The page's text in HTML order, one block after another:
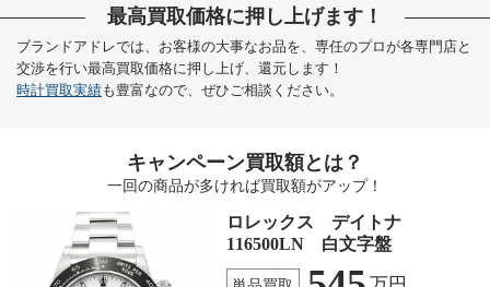
最高買取価格に押し上げます！
ブランドアドレでは、お客様の大事なお品を、専任のプロが各専門店と
交渉を行い最高買取価格に押し上げ、還元します！
時計買取実績も豊富なので、ぜひご相談ください。
キャンペーン買取額とは？
一回の商品が多ければ買取額がアップ！
ロレックス デイトナ
116500LN 白文字盤